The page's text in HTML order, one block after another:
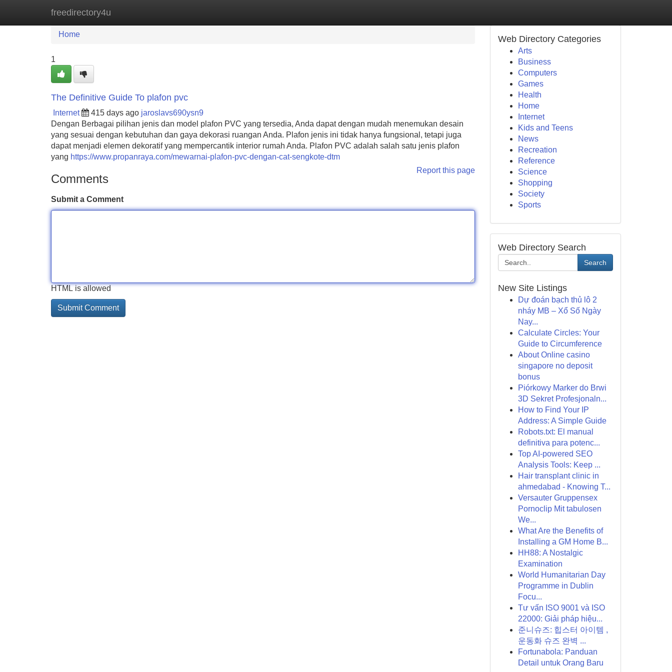
freedirectory4u
Home New Site Listings
Home
1
The Definitive Guide To plafon pvc
Internet 415 days ago jaroslavs690ysn9
Dengan Berbagai pilihan jenis dan model plafon PVC yang tersedia, Anda dapat dengan mudah menemukan desain
yang sesuai dengan kebutuhan dan gaya dekorasi ruangan Anda. Plafon jenis ini tidak hanya fungsional, tetapi juga
dapat menjadi elemen dekoratif yang mempercantik interior rumah Anda. Plafon PVC adalah salah satu jenis plafon
yang https://www.propanraya.com/mewarnai-plafon-pvc-dengan-cat-sengkote-dtm
Report this page
Comments
Submit a Comment
HTML is allowed
Web Directory Categories
Arts
Business
Computers
Games
Health
Home
Internet
Kids and Teens
News
Recreation
Reference
Science
Shopping
Society
Sports
Web Directory Search
Search
New Site Listings
Dự đoán bạch thủ lô 2
nháy MB – Xổ Số Ngày
Nay...
Calculate Circles: Your
Guide to Circumference
About Online casino
singapore no deposit
bonus
Piórkowy Marker do Brwi
3D Sekret Profesjonaln...
How to Find Your IP
Address: A Simple Guide
Robots.txt: El manual
definitiva para potenc...
Top AI-powered SEO
Analysis Tools: Keep ...
Hair transplant clinic in
ahmedabad - Knowing T...
Versauter Gruppensex
Pornoclip Mit tabulosen
We...
What Are the Benefits of
Installing a GM Home B...
HH88: A Nostalgic
Examination
World Humanitarian Day
Programme in Dublin
Focu...
Tư vấn ISO 9001 và ISO
22000: Giải pháp hiệu...
준니슈즈: 힙스터 아이템 ,
운동화 슈즈 완벽 ...
Fortunabola: Panduan
Detail untuk Orang Baru